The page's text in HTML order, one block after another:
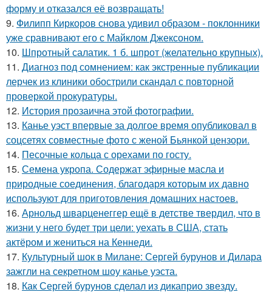
форму и отказался её возвращать!
9. Филипп Киркоров снова удивил образом - поклонники
уже сравнивают его с Майклом Джексоном.
10. Шпротный салатик. 1 б. шпрот (желательно крупных).
11. Диагноз под сомнением: как экстренные публикации
лерчек из клиники обострили скандал с повторной
проверкой прокуратуры.
12. История прозаична этой фотографии.
13. Канье уэст впервые за долгое время опубликовал в
соцсетях совместные фото с женой Бьянкой цензори.
14. Песочные кольца с орехами по госту.
15. Семена укропа. Содержат эфирные масла и
природные соединения, благодаря которым их давно
используют для приготовления домашних настоев.
16. Арнольд шварценеггер ещё в детстве твердил, что в
жизни у него будет три цели: уехать в США, стать
актёром и жениться на Кеннеди.
17. Культурный шок в Милане: Сергей бурунов и Дилара
зажгли на секретном шоу канье уэста.
18. Как Сергей бурунов сделал из дикаприо звезду.